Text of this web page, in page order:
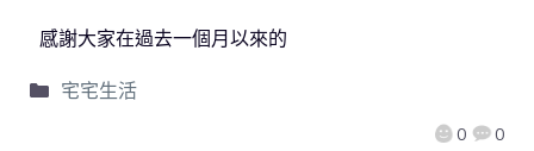
0 0
感謝大家在過去一個月以來的
宅宅生活